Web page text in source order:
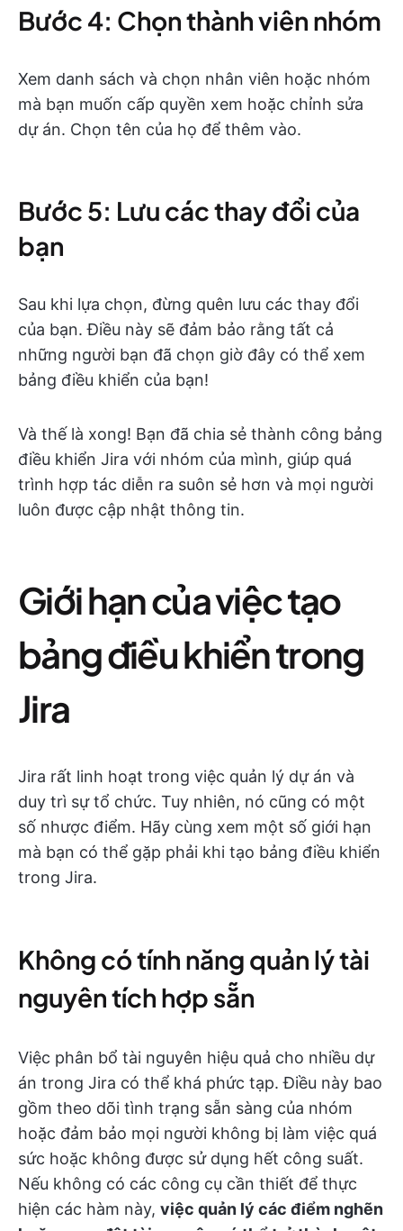
Bước 4: Chọn thành viên nhóm
Xem danh sách và chọn nhân viên hoặc nhóm
mà bạn muốn cấp quyền xem hoặc chỉnh sửa
dự án. Chọn tên của họ để thêm vào.
Bước 5: Lưu các thay đổi của
bạn
Sau khi lựa chọn, đừng quên lưu các thay đổi
của bạn. Điều này sẽ đảm bảo rằng tất cả
những người bạn đã chọn giờ đây có thể xem
bảng điều khiển của bạn!
Và thế là xong! Bạn đã chia sẻ thành công bảng
điều khiển Jira với nhóm của mình, giúp quá
trình hợp tác diễn ra suôn sẻ hơn và mọi người
luôn được cập nhật thông tin.
Giới hạn của việc tạo
bảng điều khiển trong
Jira
Jira rất linh hoạt trong việc quản lý dự án và
duy trì sự tổ chức. Tuy nhiên, nó cũng có một
số nhược điểm. Hãy cùng xem một số giới hạn
mà bạn có thể gặp phải khi tạo bảng điều khiển
trong Jira.
Không có tính năng quản lý tài
nguyên tích hợp sẵn
Việc phân bổ tài nguyên hiệu quả cho nhiều dự
án trong Jira có thể khá phức tạp. Điều này bao
gồm theo dõi tình trạng sẵn sàng của nhóm
hoặc đảm bảo mọi người không bị làm việc quá
sức hoặc không được sử dụng hết công suất.
Nếu không có các công cụ cần thiết để thực
hiện các hàm này, việc quản lý các điểm nghẽn